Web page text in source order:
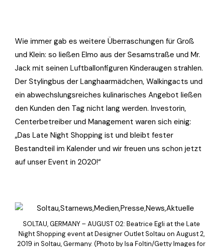
Wie immer gab es weitere Überraschungen für Groß
und Klein: so ließen Elmo aus der Sesamstraße und Mr.
Jack mit seinen Luftballonfiguren Kinderaugen strahlen.
Der Stylingbus der Langhaarmädchen, Walkingacts und
ein abwechslungsreiches kulinarisches Angebot ließen
den Kunden den Tag nicht lang werden. Investorin,
Centerbetreiber und Management waren sich einig:
„Das Late Night Shopping ist und bleibt fester
Bestandteil im Kalender und wir freuen uns schon jetzt
auf unser Event in 2020!“
SOLTAU, GERMANY – AUGUST 02: Beatrice Egli at the Late
Night Shopping event at Designer Outlet Soltau on August 2,
2019 in Soltau, Germany. (Photo by Isa Foltin/Getty Images for